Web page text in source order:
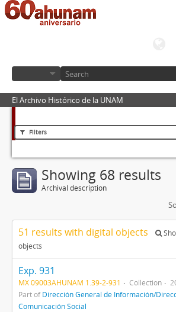
El Archivo Histórico de la UNAM
Filters
Showing 68 results
Archival description
51 results with digital objects
objects
Exp. 931
MX 09003AHUNAM 1.39-2-931 Collection
Part ofDirección General de Información/
Comunicación Social